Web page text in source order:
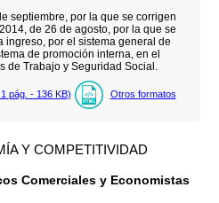
septiembre, por la que se corrigen
de 26 de agosto, por la que se
ingreso, por el sistema general de
de promoción interna, en el
de Trabajo y Seguridad Social.
pág. - 136 KB) Otros formatos
Y COMPETITIVIDAD
Comerciales y Economistas